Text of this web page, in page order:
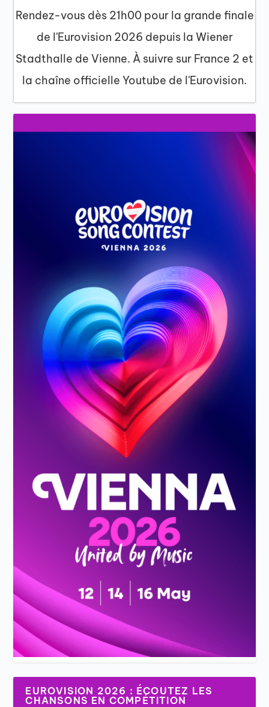
Rendez-vous dès 21h00 pour la grande finale
de l'Eurovision 2026 depuis la Wiener
Stadthalle de Vienne. À suivre sur France 2 et
la chaîne officielle Youtube de l'Eurovision.
EUROVISION 2026 : ÉCOUTEZ LES
CHANSONS EN COMPÉTITION